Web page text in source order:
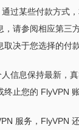
过某些付款方式
，请参阅相应第三
取决于您选择的付
信息保持最新，
终止您的 FlyVPN
服务，FlyVPN